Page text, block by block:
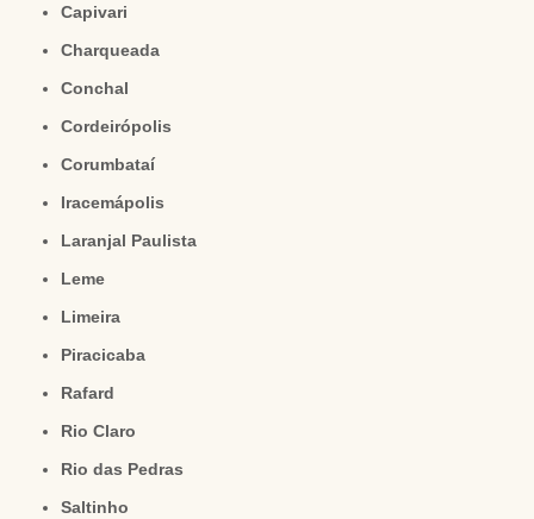
Capivari
Charqueada
Conchal
Cordeirópolis
Corumbataí
Iracemápolis
Laranjal Paulista
Leme
Limeira
Piracicaba
Rafard
Rio Claro
Rio das Pedras
Saltinho